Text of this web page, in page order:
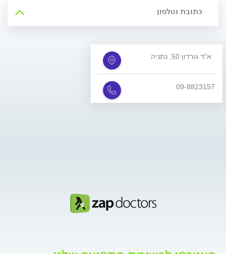
כתובת וטלפון
א"ד גורדון 50, נתניה
09-8823157